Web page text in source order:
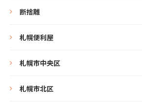
断捨離
札幌便利屋
札幌市中央区
札幌市北区